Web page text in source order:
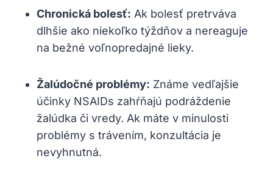
Chronická bolesť: Ak bolesť pretrváva
dlhšie ako niekoľko týždňov a nereaguje
na bežné voľnopredajné lieky.
Žalúdočné problémy: Známe vedľajšie
účinky NSAIDs zahŕňajú podráždenie
žalúdka či vredy. Ak máte v minulosti
problémy s trávením, konzultácia je
nevyhnutná.